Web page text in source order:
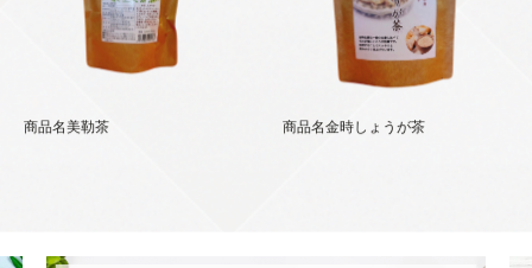
商品名美勒茶 商品名金時しょうが茶